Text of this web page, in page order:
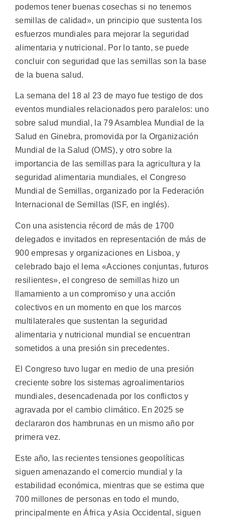
podemos tener buenas cosechas si no tenemos
semillas de calidad», un principio que sustenta los
esfuerzos mundiales para mejorar la seguridad
alimentaria y nutricional. Por lo tanto, se puede
concluir con seguridad que las semillas son la base
de la buena salud.
La semana del 18 al 23 de mayo fue testigo de dos
eventos mundiales relacionados pero paralelos: uno
sobre salud mundial, la 79 Asamblea Mundial de la
Salud en Ginebra, promovida por la Organización
Mundial de la Salud (OMS), y otro sobre la
importancia de las semillas para la agricultura y la
seguridad alimentaria mundiales, el Congreso
Mundial de Semillas, organizado por la Federación
Internacional de Semillas (ISF, en inglés).
Con una asistencia récord de más de 1700
delegados e invitados en representación de más de
900 empresas y organizaciones en Lisboa, y
celebrado bajo el lema «Acciones conjuntas, futuros
resilientes», el congreso de semillas hizo un
llamamiento a un compromiso y una acción
colectivos en un momento en que los marcos
multilaterales que sustentan la seguridad
alimentaria y nutricional mundial se encuentran
sometidos a una presión sin precedentes.
El Congreso tuvo lugar en medio de una presión
creciente sobre los sistemas agroalimentarios
mundiales, desencadenada por los conflictos y
agravada por el cambio climático. En 2025 se
declararon dos hambrunas en un mismo año por
primera vez.
Este año, las recientes tensiones geopolíticas
siguen amenazando el comercio mundial y la
estabilidad económica, mientras que se estima que
700 millones de personas en todo el mundo,
principalmente en África y Asia Occidental, siguen